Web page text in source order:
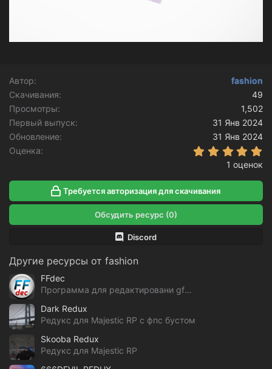
Автор
fashion
Скачивания
49
Просмотры
1,502
Первый выпуск
31 Янв 2024
Обновление
31 Янв 2024
Оценка
1 оценок
Требуется авторизация для скачивания
Обсудить ресурс (0)
Discord
Другие ресурсы от fashion
FFdec
Программа для редактировани gfx файлов GTA V
Dark Redux
Редукс для Majestic RP с фпс бустом
Skooba Redux
Редукс для Majestic RP